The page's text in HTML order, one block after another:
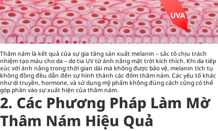
Thâm nám là kết quả của sự gia tăng sản xuất melanin – sắc tố chịu trách
nhiệm tạo màu cho da – do tia UV từ ánh nắng mặt trời kích thích. Khi da tiếp
xúc với ánh nắng trong thời gian dài mà không được bảo vệ, melanin tích tụ
không đồng đều dẫn đến sự hình thành các đốm thâm nám. Các yếu tố khác
như di truyền, hormone, và sử dụng mỹ phẩm không đúng cách cũng có thể
góp phần vào sự xuất hiện của thâm nám.
2. Các Phương Pháp Làm Mờ
Thâm Nám Hiệu Quả